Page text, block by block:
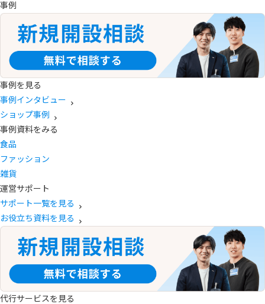
事例
事例を見る
事例インタビュー
ショップ事例
事例資料をみる
食品
ファッション
雑貨
運営サポート
サポート一覧を見る
お役立ち資料を見る
代行サービスを見る